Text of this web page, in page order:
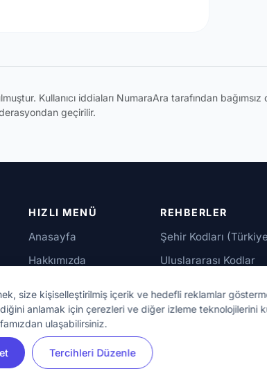
size kişiselleştirilmiş içerik ve hedefli reklamlar
anlamak için çerezleri ve diğer izleme teknolojilerini
ulaşabilirsiniz.
Tercihleri Düzenle
Kullanıcı iddiaları NumaraAra tarafından
geçirilir.
HIZLI MENÜ
Anasayfa
Hakkımızda
REHBERLER
Şehir Kodları
Uluslararası Kodlar